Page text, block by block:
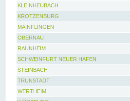
KLEINHEUBACH
KROTZENBURG
MAINFLINGEN
OBERNAU
RAUNHEIM
SCHWEINFURT NEUER HAFEN
STEINBACH
TRUNSTADT
WERTHEIM